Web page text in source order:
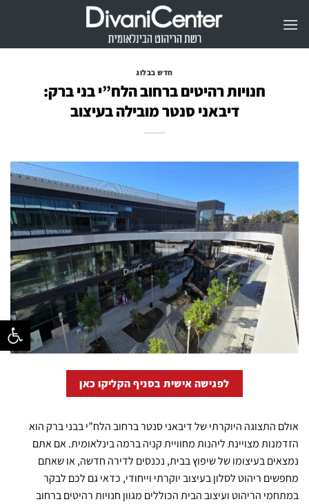
פתח
חדש בבלוג
חנויות רהיטים ברחוב הלח”י בני ברק:
דיבאני סנטר מובילה בעיצוב
לפגישה אישית בסניף הקליקו כאן
אולם התצוגה היוקרתי של דיבאני סנטר ברחוב הלח”י בבני ברק הוא
הזדמנות מצויינת ליהנות מחוויית קניה ברמה בינלאומית. אם אתם
נמצאים בעיצומו של שיפוץ בבית, נכנסים לדירה חדשה, או שאתם
מחפשים ריהוט לסלון בעיצוב יוקרתי וייחודי, כדאי גם לכם לבקר
במתחמי הריהוט ועיצוב הבית הכוללים מגוון חנויות רהיטים ברחוב